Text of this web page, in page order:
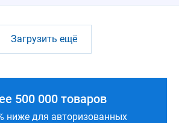
Загрузить ещё
500 000 товаров
ниже для авторизованных